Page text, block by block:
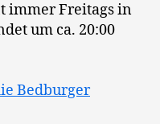
immer Freitags in
um ca. 20:00
Bedburger